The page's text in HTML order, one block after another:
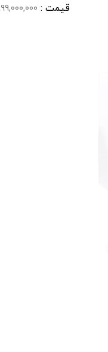
قیمت :